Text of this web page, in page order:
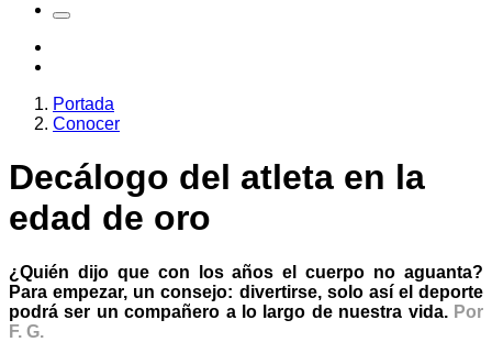
Portada
Conocer
Decálogo del atleta en la
edad de oro
¿Quién dijo que con los años el cuerpo no aguanta?
Para empezar, un consejo: divertirse, solo así el deporte
podrá ser un compañero a lo largo de nuestra vida. Por
F. G.